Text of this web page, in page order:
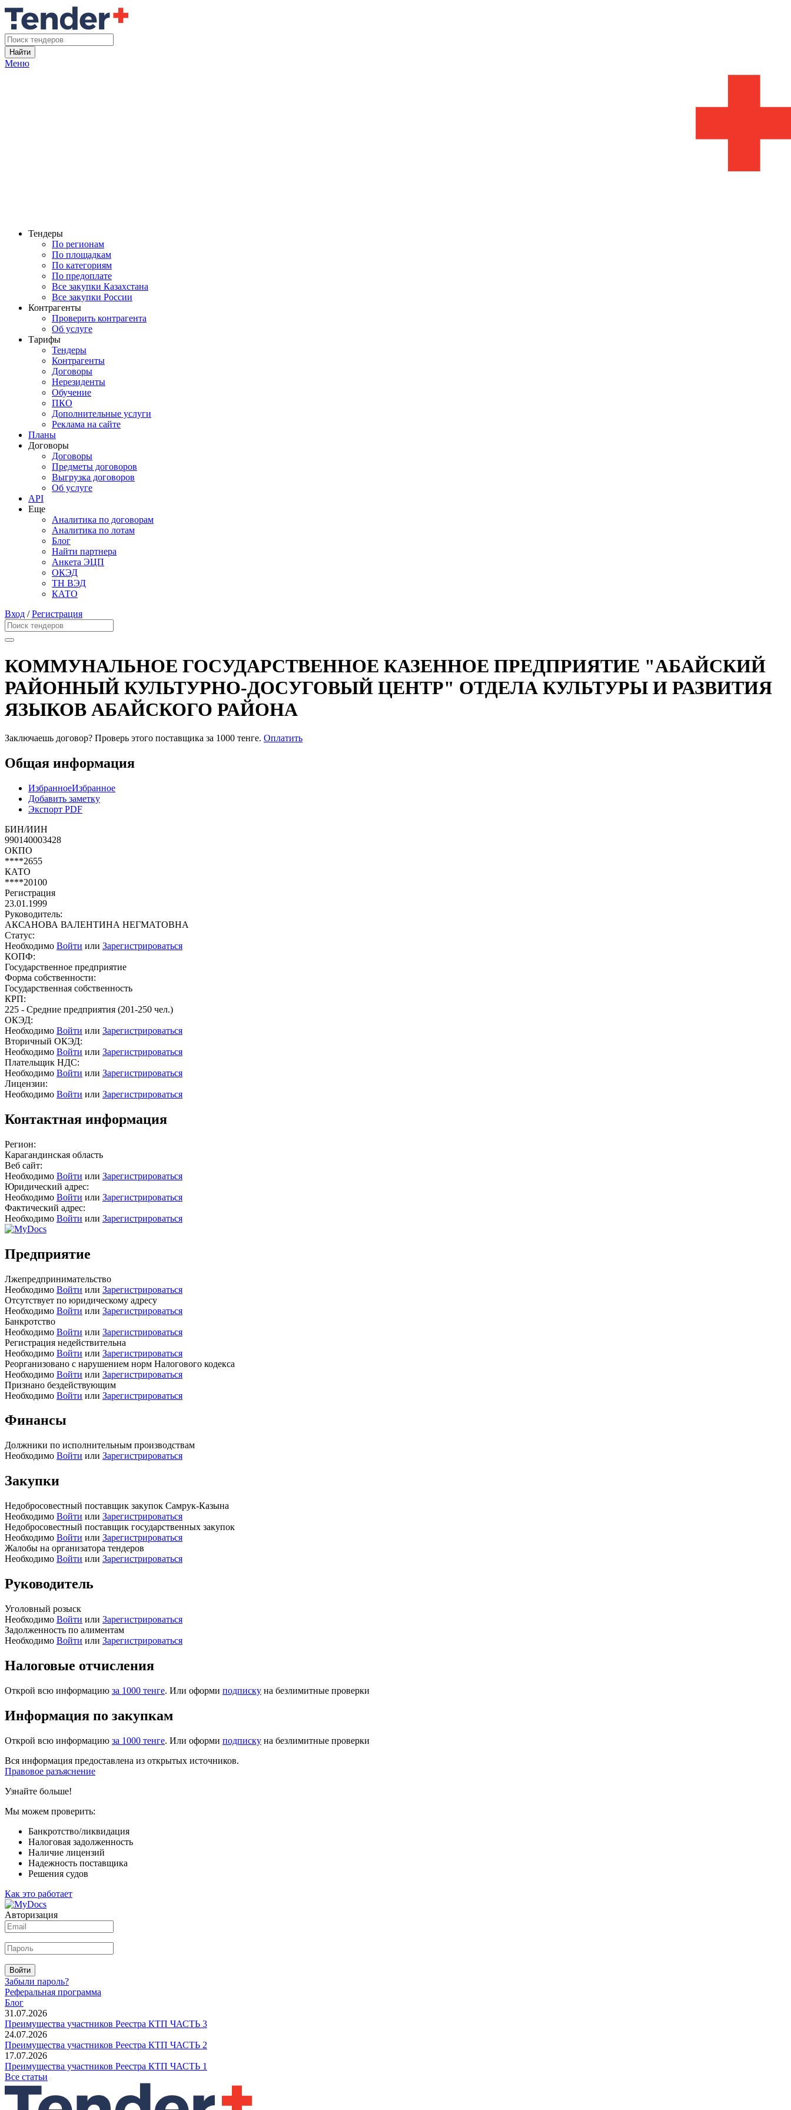
Найти
Меню
Тендеры
По регионам
По площадкам
По категориям
По предоплате
Все закупки Казахстана
Все закупки России
Контрагенты
Проверить контрагента
Об услуге
Тарифы
Тендеры
Контрагенты
Договоры
Нерезиденты
Обучение
ПКО
Дополнительные услуги
Реклама на сайте
Планы
Договоры
Договоры
Предметы договоров
Выгрузка договоров
Об услуге
API
Еще
Аналитика по договорам
Аналитика по лотам
Блог
Найти партнера
Анкета ЭЦП
ОКЭД
ТН ВЭД
КАТО
Вход /Регистрация
КОММУНАЛЬНОЕ ГОСУДАРСТВЕННОЕ КАЗЕННОЕ ПРЕДПРИЯТИЕ "АБАЙСКИЙ
РАЙОННЫЙ КУЛЬТУРНО-ДОСУГОВЫЙ ЦЕНТР" ОТДЕЛА КУЛЬТУРЫ И РАЗВИТИЯ
ЯЗЫКОВ АБАЙСКОГО РАЙОНА
Заключаешь договор? Проверь этого поставщика за 1000 тенге. Оплатить
Общая информация
ИзбранноеИзбранное
Добавить заметку
Экспорт PDF
БИН/ИИН
990140003428
ОКПО
****2655
КАТО
****20100
Регистрация
23.01.1999
Руководитель:
АКСАНОВА ВАЛЕНТИНА НЕГМАТОВНА
Статус:
Необходимо Войти или Зарегистрироваться
КОПФ:
Государственное предприятие
Форма собственности:
Государственная собственность
КРП:
225 - Средние предприятия (201-250 чел.)
ОКЭД:
Необходимо Войти или Зарегистрироваться
Вторичный ОКЭД:
Необходимо Войти или Зарегистрироваться
Плательщик НДС:
Необходимо Войти или Зарегистрироваться
Лицензии:
Необходимо Войти или Зарегистрироваться
Контактная информация
Регион:
Карагандинская область
Веб сайт:
Необходимо Войти или Зарегистрироваться
Юридический адрес:
Необходимо Войти или Зарегистрироваться
Фактический адрес:
Необходимо Войти или Зарегистрироваться
Предприятие
Лжепредпринимательство
Необходимо Войти или Зарегистрироваться
Отсутствует по юридическому адресу
Необходимо Войти или Зарегистрироваться
Банкротство
Необходимо Войти или Зарегистрироваться
Регистрация недействительна
Необходимо Войти или Зарегистрироваться
Реорганизовано с нарушением норм Налогового кодекса
Необходимо Войти или Зарегистрироваться
Признано бездействующим
Необходимо Войти или Зарегистрироваться
Финансы
Должники по исполнительным производствам
Необходимо Войти или Зарегистрироваться
Закупки
Недобросовестный поставщик закупок Самрук-Казына
Необходимо Войти или Зарегистрироваться
Недобросовестный поставщик государственных закупок
Необходимо Войти или Зарегистрироваться
Жалобы на организатора тендеров
Необходимо Войти или Зарегистрироваться
Руководитель
Уголовный розыск
Необходимо Войти или Зарегистрироваться
Задолженность по алиментам
Необходимо Войти или Зарегистрироваться
Налоговые отчисления
Открой всю информацию за 1000 тенге. Или оформи подписку на безлимитные проверки
Информация по закупкам
Открой всю информацию за 1000 тенге. Или оформи подписку на безлимитные проверки
Вся информация предоставлена из открытых источников.
Правовое разъяснение
Узнайте больше!
Мы можем проверить:
Банкротство/ликвидация
Налоговая задолженность
Наличие лицензий
Надежность поставщика
Решения судов
Как это работает
Авторизация
Войти
Забыли пароль?
Реферальная программа
Блог
31.07.2026
Преимущества участников Реестра КТП ЧАСТЬ 3
24.07.2026
Преимущества участников Реестра КТП ЧАСТЬ 2
17.07.2026
Преимущества участников Реестра КТП ЧАСТЬ 1
Все статьи